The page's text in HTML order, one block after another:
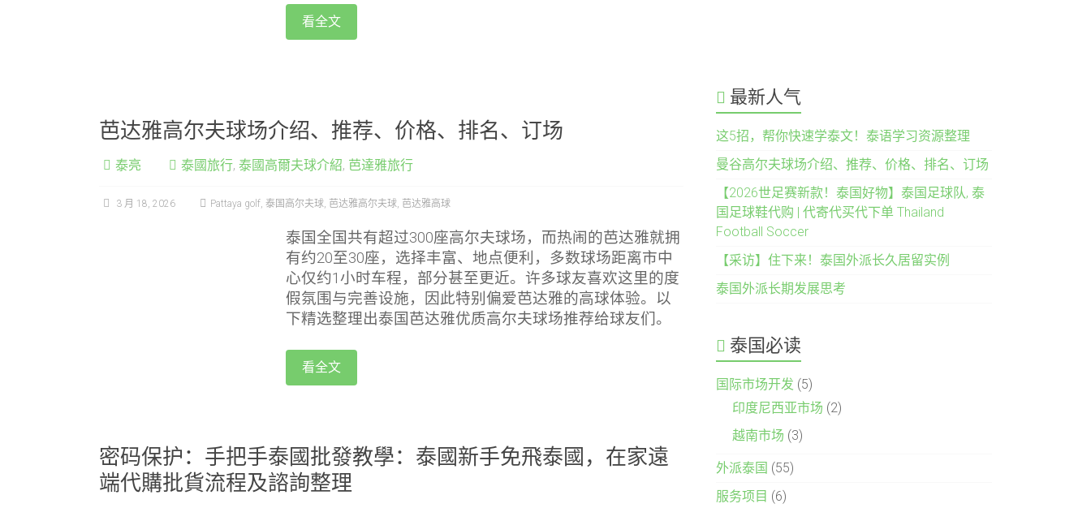
看全文
芭达雅高尔夫球场介绍、推荐、价格、排名、订场
泰亮 泰國旅行, 泰國高爾夫球介紹, 芭達雅旅行
3 月 18, 2026 Pattaya golf, 泰国高尔夫球, 芭达雅高尔夫球, 芭达雅高球
泰国全国共有超过300座高尔夫球场，而热闹的芭达雅就拥
有约20至30座，选择丰富、地点便利，多数球场距离市中
心仅约1小时车程，部分甚至更近。许多球友喜欢这里的度
假氛围与完善设施，因此特别偏爱芭达雅的高球体验。以
下精选整理出泰国芭达雅优质高尔夫球场推荐给球友们。
看全文
密码保护：手把手泰國批發教學：泰國新手免飛泰國，在家遠
端代購批貨流程及諮詢整理
最新人气
这5招，帮你快速学泰文！泰语学习资源整理
曼谷高尔夫球场介绍、推荐、价格、排名、订场
【2026世足赛新款！泰国好物】泰国足球队, 泰
国足球鞋代购 | 代寄代买代下单 Thailand
Football Soccer
【采访】住下来！泰国外派长久居留实例
泰国外派长期发展思考
泰国必读
国际市场开发 (5)
印度尼西亚市场 (2)
越南市场 (3)
外派泰国 (55)
服务项目 (6)